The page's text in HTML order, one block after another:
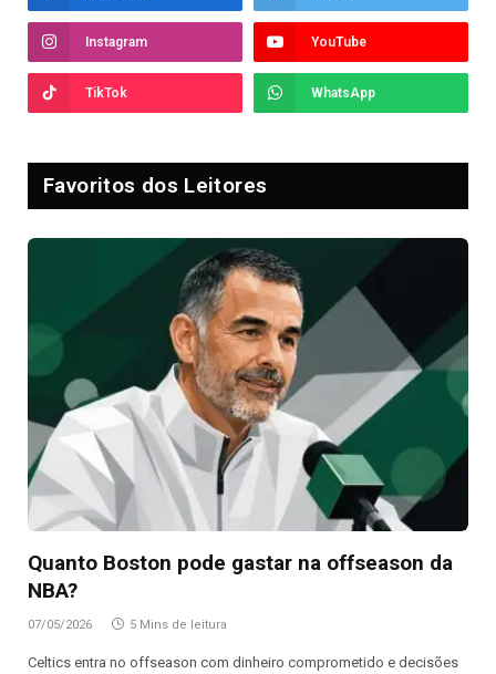
Instagram YouTube
TikTok WhatsApp
Favoritos dos Leitores
Quanto Boston pode gastar na offseason da
NBA?
07/05/2026 5 Mins de leitura
Celtics entra no offseason com dinheiro comprometido e decisões